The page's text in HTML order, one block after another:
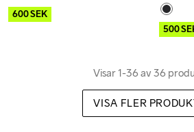
600SEK
500
Visar 1-36 av 36
VISA FLER